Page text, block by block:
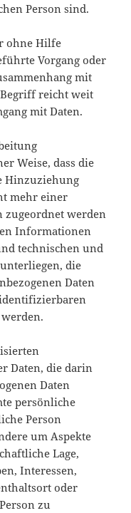
Person sind.
ohne Hilfe
Vorgang oder
mit
Begriff reicht weit
mit Daten.
Weise, dass die
Hinzuziehung
mehr einer
zugeordnet werden
Informationen
technischen und
die
Daten
Daten, die darin
Daten
persönliche
Person
um Aspekte
Lage,
Interessen,
oder
zu